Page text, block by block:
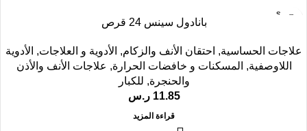
SOLD
بانادول سينس 24 قرص
علاجات الحساسية, احتقان الأنف والزكام, الأدوية و العلاجات, الأدوية
اللاوصفية, المسكنات و خافضات الحرارة, علاجات الأنف والأذن
والحنجرة, للكبار
11.85 ر.س
قراءة المزيد